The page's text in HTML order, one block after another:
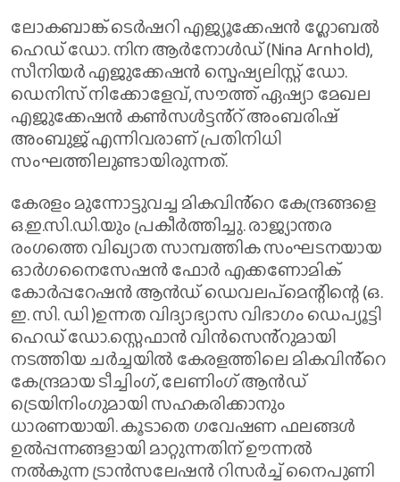
ലോകബാങ്ക് ടെർഷറി എജ്യൂക്കേഷൻ ഗ്ലോബൽ
ഹെഡ് ഡോ. നിന ആർനോൾഡ് (Nina Arnhold),
സീനിയർ എജുക്കേഷൻ സ്പെഷ്യലിസ്റ്റ് ഡോ.
ഡെനിസ് നിക്കോളേവ്, സൗത്ത് ഏഷ്യാ മേഖല
എജുക്കേഷൻ കൺസൾട്ടൻ്റ് അംബരിഷ്
അംബുജ് എന്നിവരാണ് പ്രതിനിധി
സംഘത്തിലുണ്ടായിരുന്നത്.
കേരളം മുന്നോട്ടുവച്ച മികവിൻ്റെ കേന്ദ്രങ്ങളെ
ഒ.ഇ.സി.ഡി.യും പ്രകീർത്തിച്ചു. രാജ്യാന്തര
രംഗത്തെ വിഖ്യാത സാമ്പത്തിക സംഘടനയായ
ഓർഗനൈസേഷൻ ഫോർ എക്കണോമിക്
കോർപ്പറേഷൻ ആൻഡ് ഡെവലപ്മെന്റിന്റെ (ഒ.
ഇ. സി. ഡി )ഉന്നത വിദ്യാഭ്യാസ വിഭാഗം ഡെപ്യൂട്ടി
ഹെഡ് ഡോ.സ്റ്റെഫാൻ വിൻസെൻ്റുമായി
നടത്തിയ ചർച്ചയിൽ കേരളത്തിലെ മികവിൻ്റെ
കേന്ദ്രമായ ടീച്ചിംഗ്, ലേണിംഗ് ആൻഡ്
ട്രെയിനിംഗുമായി സഹകരിക്കാനും
ധാരണയായി. കൂടാതെ ഗവേഷണ ഫലങ്ങൾ
ഉൽപ്പന്നങ്ങളായി മാറ്റുന്നതിന് ഊന്നൽ
നൽകുന്ന ട്രാൻസലേഷൻ റിസർച്ച് നൈപുണി